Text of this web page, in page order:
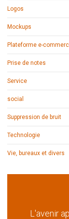
Logos
Mockups
Plateforme e-
Prise de notes
Service
social
Suppression de bruit
Technologie
Vie, bureaux et divers
L'avenir